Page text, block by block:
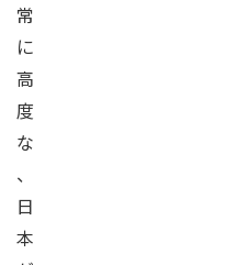
常
に
高
度
な
、
日
本